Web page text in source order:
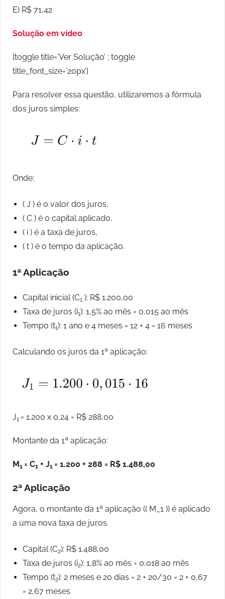
E) R$ 71,42
Solução em vídeo
[toggle title=’Ver Solução’ ; toggle
title_font_size=’20px’]
Para resolver essa questão, utilizaremos a fórmula
dos juros simples:
Onde:
( J ) é o valor dos juros,
( C ) é o capital aplicado,
( i ) é a taxa de juros,
( t ) é o tempo da aplicação.
1ª Aplicação
Capital inicial (C1 ): R$ 1.200,00
Taxa de juros (i1): 1,5% ao mês = 0,015 ao mês
Tempo (t1): 1 ano e 4 meses = 12 + 4 = 16 meses
Calculando os juros da 1ª aplicação:
J1 = 1.200 x 0,24 = R$ 288,00
Montante da 1ª aplicação:
M 1 = C1 + J1 = 1.200 + 288 = R$ 1.488,00
2ª Aplicação
Agora, o montante da 1ª aplicação (( M_1 )) é aplicado
a uma nova taxa de juros.
Capital (C2): R$ 1.488,00
Taxa de juros (i2): 1,8% ao mês = 0,018 ao mês
Tempo (t2): 2 meses e 20 dias = 2 + 20/30 = 2 + 0,67
= 2,67 meses